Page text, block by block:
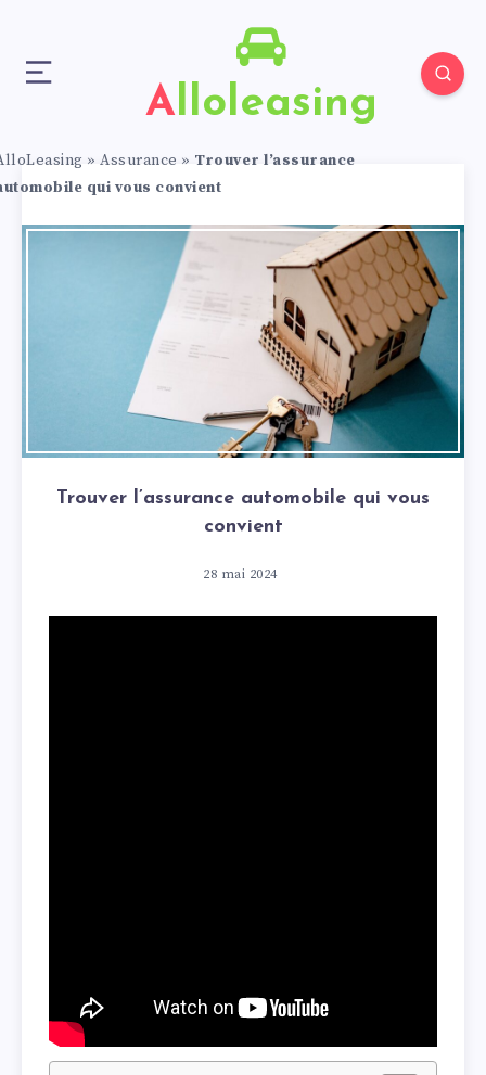
Alloleasing
» Assurance » Trouver l’assurance
qui vous convient
Trouver l’assurance automobile qui vous
convient
28 mai 2024